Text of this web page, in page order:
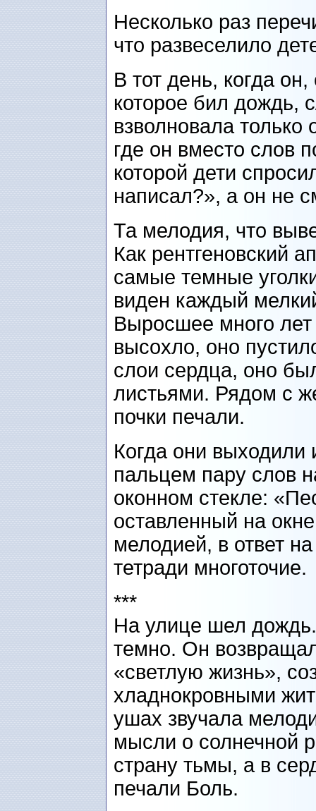
Несколько раз
что развеселило
В тот день, когда
которое бил дождь,
взволновала только
где он вместо слов
которой дети
написал?», а он не
Та мелодия, что
Как рентгеновский
самые темные
виден каждый
Выросшее много
высохло, оно
слои сердца, оно
листьями. Рядом с
почки печали.
Когда они выходили
пальцем пару слов
оконном стекле:
оставленный на
мелодией, в ответ
тетради многоточие.
***
На улице шел
темно. Он
«светлую жизнь»,
хладнокровными
ушах звучала
мысли о солнечной
страну тьмы, а в
печали Боль.